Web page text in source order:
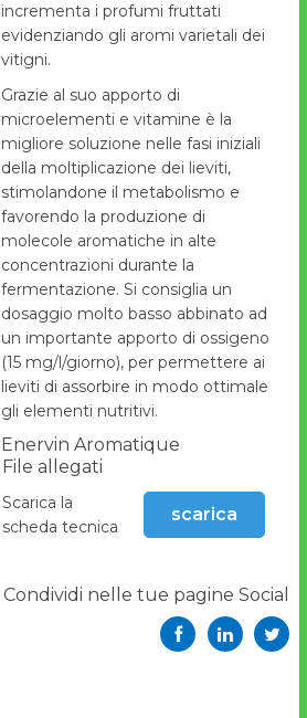
incrementa i profumi fruttati
evidenziando gli aromi varietali dei
vitigni.
Grazie al suo apporto di
microelementi e vitamine è la
migliore soluzione nelle fasi iniziali
della moltiplicazione dei lieviti,
stimolandone il metabolismo e
favorendo la produzione di
molecole aromatiche in alte
concentrazioni durante la
fermentazione. Si consiglia un
dosaggio molto basso abbinato ad
un importante apporto di ossigeno
(15 mg/l/giorno), per permettere ai
lieviti di assorbire in modo ottimale
gli elementi nutritivi.
Enervin Aromatique
File allegati
Scarica la
scheda tecnica
scarica
Condividi nelle tue pagine Social